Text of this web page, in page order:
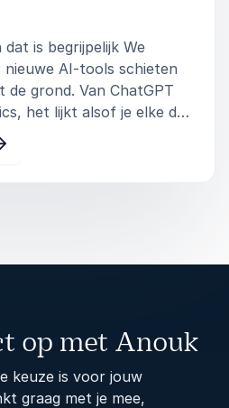
is begrijpelijk We
nieuwe AI-tools schieten
de grond. Van ChatGPT
het lijkt alsof je elke dag
Geen wonder dat veel
voelen. “Word ik
op met Anouk
keuze is voor jouw
graag met je mee,